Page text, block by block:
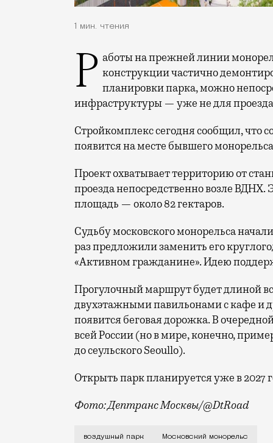
1 мин. чтения
Работы на прежней линии монорельса идут уже не первый месяц: старые конструкции частично
планировки парка, можно
инфраструктуры — уже не для
Стройкомплекс сегодня сообщил, что
появится на месте бывшего
Проект охватывает территорию от
проезда непосредственно возле
площадь — около 82 гектаров.
Судьбу московского монорельса
раз предложили заменить его
«Активном гражданине». Идею
Прогулочный маршрут будет длиной
двухэтажными павильонами с кафе и
появится беговая дорожка. В
всей России (но в мире, конечно,
до сеульского Seoullo).
Открыть парк планируется уже в 2027
Фото: Дептранс Москвы/@DtRoad
Работы на прежней линии
воздушный парк Московский монорельс